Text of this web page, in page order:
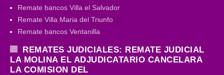
Remate bancos Villa el Salvador
Remate Villa Maria del Triunfo
Remate bancos Ventanilla
REMATES JUDICIALES: REMATE JUDICIAL
LA MOLINA EL ADJUDICATARIO CANCELARA
LA COMISION DEL